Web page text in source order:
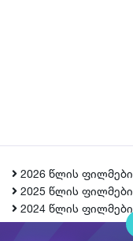
2026 წლის ფილმები
2025 წლის ფილმები
2024 წლის ფილმები